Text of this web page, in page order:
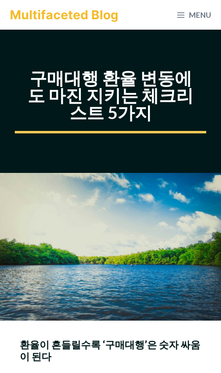
Multifaceted Blog MENU
구매대행 환율 변동에
도 마진 지키는 체크리
스트 5가지
환율이 흔들릴수록 ‘구매대행’은 숫자 싸움
이 된다